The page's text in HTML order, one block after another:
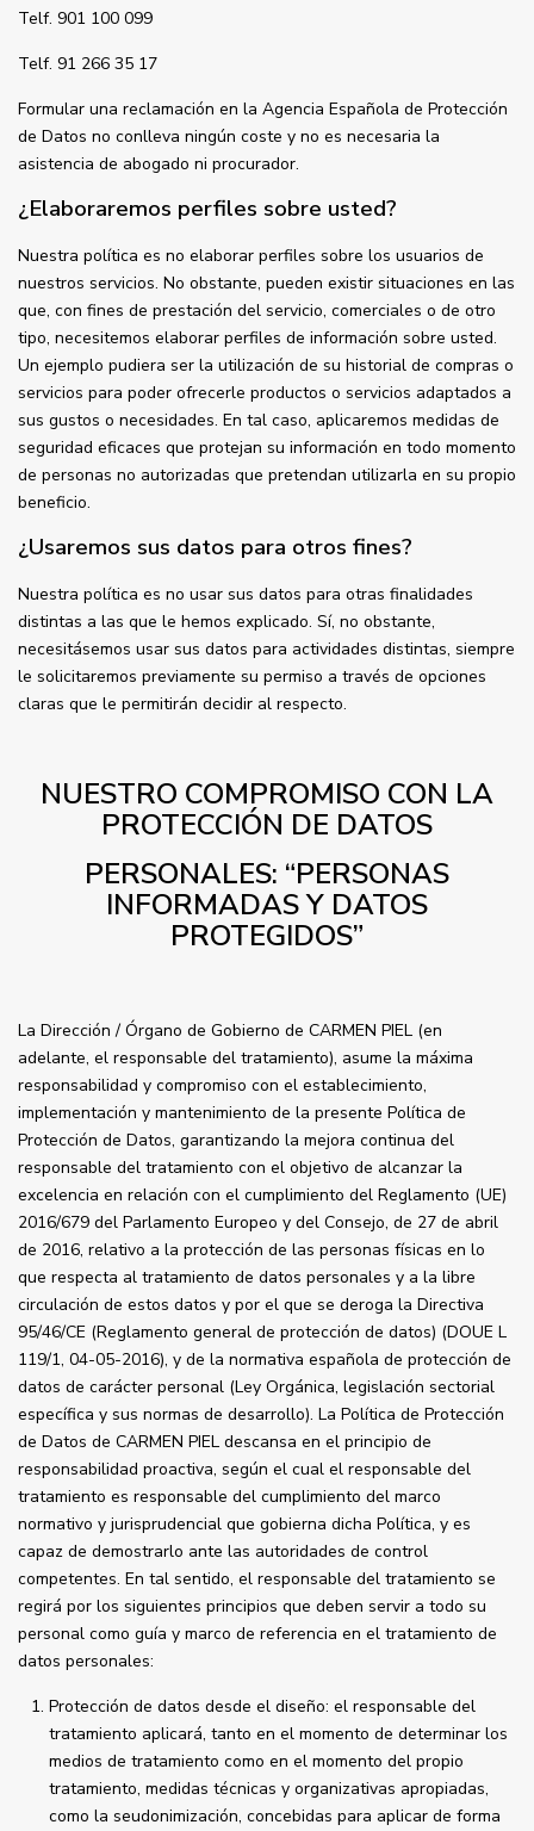
Telf. 901 100 099
Telf. 91 266 35 17
Formular una reclamación en la Agencia Española de Protección
de Datos no conlleva ningún coste y no es necesaria la
asistencia de abogado ni procurador.
¿Elaboraremos perfiles sobre usted?
Nuestra política es no elaborar perfiles sobre los usuarios de
nuestros servicios. No obstante, pueden existir situaciones en las
que, con fines de prestación del servicio, comerciales o de otro
tipo, necesitemos elaborar perfiles de información sobre usted.
Un ejemplo pudiera ser la utilización de su historial de compras o
servicios para poder ofrecerle productos o servicios adaptados a
sus gustos o necesidades. En tal caso, aplicaremos medidas de
seguridad eficaces que protejan su información en todo momento
de personas no autorizadas que pretendan utilizarla en su propio
beneficio.
¿Usaremos sus datos para otros fines?
Nuestra política es no usar sus datos para otras finalidades
distintas a las que le hemos explicado. Sí, no obstante,
necesitásemos usar sus datos para actividades distintas, siempre
le solicitaremos previamente su permiso a través de opciones
claras que le permitirán decidir al respecto.
NUESTRO COMPROMISO CON LA
PROTECCIÓN DE DATOS
PERSONALES: “PERSONAS
INFORMADAS Y DATOS
PROTEGIDOS”
La Dirección / Órgano de Gobierno de CARMEN PIEL (en
adelante, el responsable del tratamiento), asume la máxima
responsabilidad y compromiso con el establecimiento,
implementación y mantenimiento de la presente Política de
Protección de Datos, garantizando la mejora continua del
responsable del tratamiento con el objetivo de alcanzar la
excelencia en relación con el cumplimiento del Reglamento (UE)
2016/679 del Parlamento Europeo y del Consejo, de 27 de abril
de 2016, relativo a la protección de las personas físicas en lo
que respecta al tratamiento de datos personales y a la libre
circulación de estos datos y por el que se deroga la Directiva
95/46/CE (Reglamento general de protección de datos) (DOUE L
119/1, 04-05-2016), y de la normativa española de protección de
datos de carácter personal (Ley Orgánica, legislación sectorial
específica y sus normas de desarrollo). La Política de Protección
de Datos de CARMEN PIEL descansa en el principio de
responsabilidad proactiva, según el cual el responsable del
tratamiento es responsable del cumplimiento del marco
normativo y jurisprudencial que gobierna dicha Política, y es
capaz de demostrarlo ante las autoridades de control
competentes. En tal sentido, el responsable del tratamiento se
regirá por los siguientes principios que deben servir a todo su
personal como guía y marco de referencia en el tratamiento de
datos personales:
Protección de datos desde el diseño: el responsable del
tratamiento aplicará, tanto en el momento de determinar los
medios de tratamiento como en el momento del propio
tratamiento, medidas técnicas y organizativas apropiadas,
como la seudonimización, concebidas para aplicar de forma